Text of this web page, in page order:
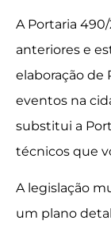
A Portaria
anteriores e
elaboração de
eventos na
substitui a
técnicos que
A legislação
um plano